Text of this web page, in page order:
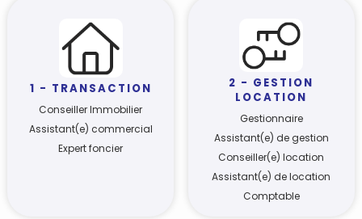
1 - TRANSACTION
Conseiller Immobilier
Assistant(e) commercial
Expert foncier
2 - GESTION
LOCATION
Gestionnaire
Assistant(e) de gestion
Conseiller(e) location
Assistant(e) de location
Comptable